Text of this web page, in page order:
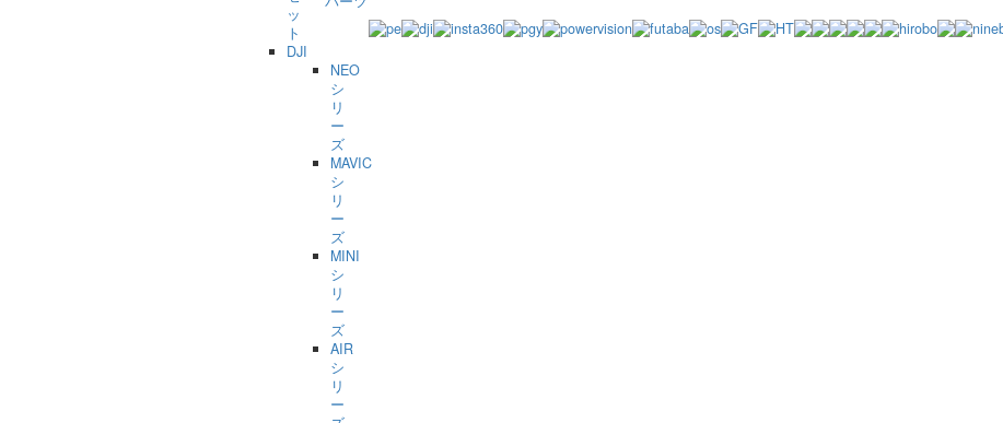
ッ
ト
DJI
NEO
シ
リ
ー
ズ
MAVIC
シ
リ
ー
ズ
MINI
シ
リ
ー
ズ
AIR
シ
リ
ー